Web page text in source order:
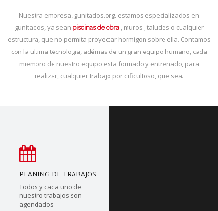
Nuestra empresa, gunitados.org, estamos especializados en
gunitados, ya sean piscinas de obra, muros , taludes o cualquier
estructura, que no permita proyectar hormigon sobre ella. Contamos
con la ultima técnologia, adémas de un gran equipo humano, cada
miembro de nuestro equipo esta formado y entrenado, para
realizar, cualquier trabajo por dificultoso, que sea.
PLANING DE TRABAJOS
Todos y cada uno de
nuestro trabajos son
agendados.